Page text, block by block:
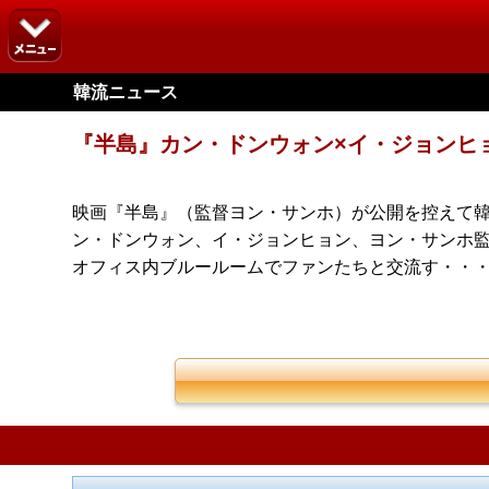
韓流ニュース
『半島』カン・ドンウォン×イ・ジョン
映画『半島』（監督ヨン・サンホ）が公開を控えて
ン・ドンウォン、イ・ジョンヒョン、ヨン・サンホ
オフィス内ブルールームでファンたちと交流す・・・